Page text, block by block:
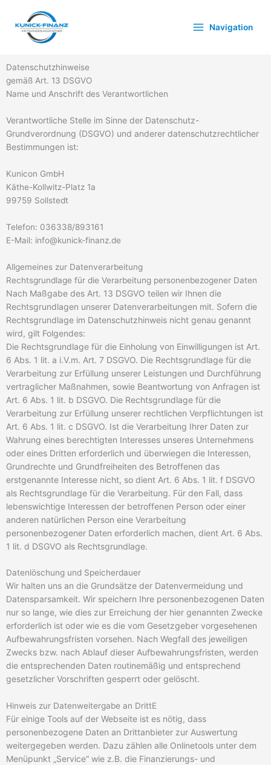
springen
Navigation
Datenschutzhinweise
gemäß Art. 13 DSGVO
Name und Anschrift des Verantwortlichen
Verantwortliche Stelle im Sinne der Datenschutz-
Grundverordnung (DSGVO) und anderer datenschutzrechtlicher
Bestimmungen ist:
Kunicon GmbH
Käthe-Kollwitz-Platz 1a
99759 Sollstedt
Telefon: 036338/893161
E-Mail: info@kunick-finanz.de
Allgemeines zur Datenverarbeitung
Rechtsgrundlage für die Verarbeitung personenbezogener Daten
Nach Maßgabe des Art. 13 DSGVO teilen wir Ihnen die
Rechtsgrundlagen unserer Datenverarbeitungen mit. Sofern die
Rechtsgrundlage im Datenschutzhinweis nicht genau genannt
wird, gilt Folgendes:
Die Rechtsgrundlage für die Einholung von Einwilligungen ist Art.
6 Abs. 1 lit. a i.V.m. Art. 7 DSGVO. Die Rechtsgrundlage für die
Verarbeitung zur Erfüllung unserer Leistungen und Durchführung
vertraglicher Maßnahmen, sowie Beantwortung von Anfragen ist
Art. 6 Abs. 1 lit. b DSGVO. Die Rechtsgrundlage für die
Verarbeitung zur Erfüllung unserer rechtlichen Verpflichtungen ist
Art. 6 Abs. 1 lit. c DSGVO. Ist die Verarbeitung Ihrer Daten zur
Wahrung eines berechtigten Interesses unseres Unternehmens
oder eines Dritten erforderlich und überwiegen die Interessen,
Grundrechte und Grundfreiheiten des Betroffenen das
erstgenannte Interesse nicht, so dient Art. 6 Abs. 1 lit. f DSGVO
als Rechtsgrundlage für die Verarbeitung. Für den Fall, dass
lebenswichtige Interessen der betroffenen Person oder einer
anderen natürlichen Person eine Verarbeitung
personenbezogener Daten erforderlich machen, dient Art. 6 Abs.
1 lit. d DSGVO als Rechtsgrundlage.
Datenlöschung und Speicherdauer
Wir halten uns an die Grundsätze der Datenvermeidung und
Datensparsamkeit. Wir speichern Ihre personenbezogenen Daten
nur so lange, wie dies zur Erreichung der hier genannten Zwecke
erforderlich ist oder wie es die vom Gesetzgeber vorgesehenen
Aufbewahrungsfristen vorsehen. Nach Wegfall des jeweiligen
Zwecks bzw. nach Ablauf dieser Aufbewahrungsfristen, werden
die entsprechenden Daten routinemäßig und entsprechend
gesetzlicher Vorschriften gesperrt oder gelöscht.
Hinweis zur Datenweitergabe an DrittE
Für einige Tools auf der Webseite ist es nötig, dass
personenbezogene Daten an Drittanbieter zur Auswertung
weitergegeben werden. Dazu zählen alle Onlinetools unter dem
Menüpunkt „Service“ wie z.B. die Finanzierungs- und